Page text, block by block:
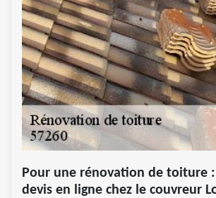
Pour une rénovation de toiture
devis en ligne chez le couvreur